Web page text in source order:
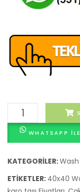
Çakıl
Taşı
karo
adet
WHATSAPP
KATEGORILER:
ETIKETLER: 40x40